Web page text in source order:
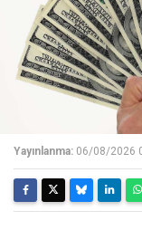
Yayınlanma: 06/08/2026